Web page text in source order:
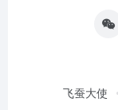
飞蚕大使